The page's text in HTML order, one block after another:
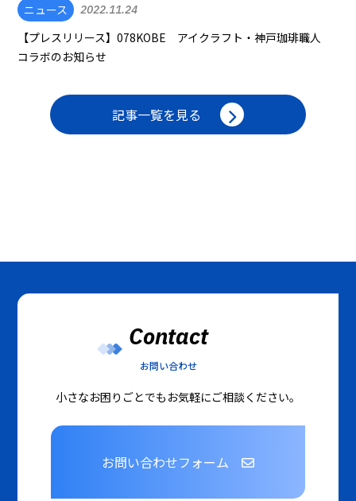
ニュース 2022.11.24
【プレスリリース】078KOBE アイクラフト・神戸珈琲職人
コラボのお知らせ
記事一覧を見る
Contact
お問い合わせ
小さなお困りごとでもお気軽にご相談ください。
お問い合わせフォーム